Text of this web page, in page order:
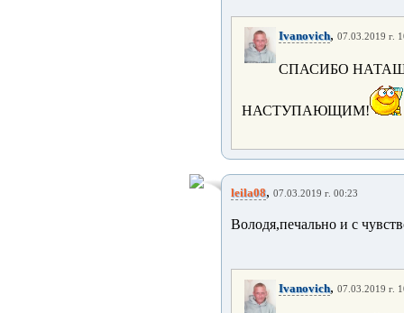
Ivanovich, 07.03.2019 г.
СПАСИБО
НАСТУПАЮЩИМ!
leila08, 07.03.2019 г. 00:23
Володя,печально и с
Ivanovich, 07.03.2019 г.